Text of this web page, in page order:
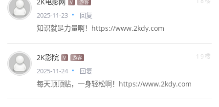
V 游客
2025-11-23 回复
知识就是力量啊！https://www.2kdy.com
2K影院 V 游客 19楼
2025-11-24 回复
每天顶顶贴，一身轻松啊！https://www.2kdy.com